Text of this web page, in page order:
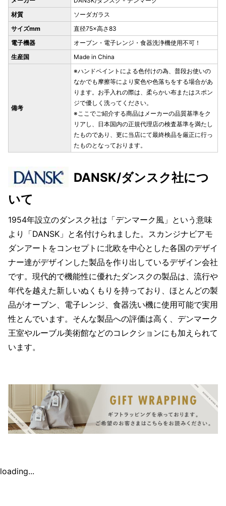
材質
ソーダガラス
サイズmm
直径75×高さ83
電子機器
オーブン・電子レンジ・食器洗浄機使用不可！
生産国
Made in China
備考
※ハンドペイントによる色付けの為、普段お使いの
なかでも摩擦等により変色や色落ちをする場合があ
ります。お手入れの際は、柔らかい布またはスポン
ジで優しく洗ってください。
※ここでご紹介する商品はメーカーの品質基準をク
リアし、日本国内の正規代理店の検査基準を満たし
たものであり、更に当店にて最終検品を厳正に行っ
たものとなっております。
DANSK/ダンスク社につ
いて
1954年設立のダンスク社は「デンマーク風」という意味
より「DANSK」と名付けられました。スカンジナビアモ
ダンアートをコンセプトに北欧を中心とした各国のデザイ
ナー達がデザインした製品を作り出しているデザイン会社
です。現代的で機能性に優れたダンスクの製品は、流行や
年代を越えた新しいぬくもりを持っており、ほとんどの製
品がオーブン、電子レンジ、食器洗い機に使用可能で実用
性とんでいます。そんな製品への評価は高く、デンマーク
王室やルーブル美術館などのコレクションにも加えられて
います。
loading...